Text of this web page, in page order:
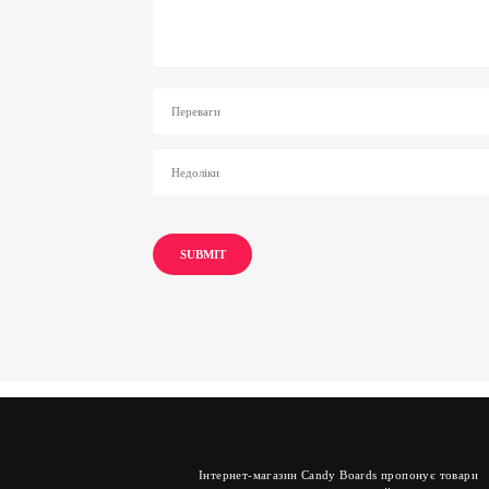
Інтернет-магазин Candy Boards пропонує товари